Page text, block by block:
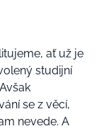
ať už je
studijní
se z věcí,
nevede. A